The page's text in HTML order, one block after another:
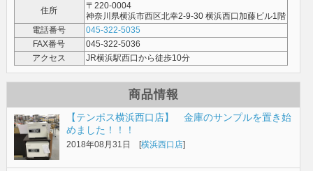
住所
〒220-0004
神奈川県横浜市西区北幸2-9-30 横浜西口加藤ビル1階
電話番号
045-322-5035
FAX番号
045-322-5036
アクセス
JR横浜駅西口から徒歩10分
商品情報
【テンポス横浜西口店】 金庫のサンプルを置き始
めました！！！
2018年08月31日 [横浜西口店]